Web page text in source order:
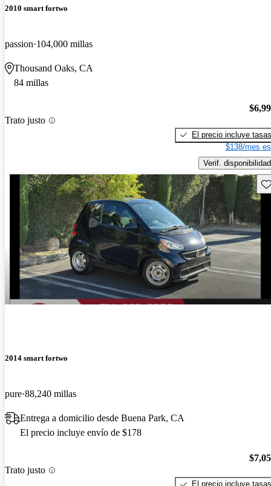
2010 smart fortwo
passion 104,000 millas
Thousand Oaks, CA
84 millas
Trato justo
El precio incluye tasas
$138/mes
Verif. disponibilidad
2014 smart fortwo
pure 88,240 millas
Entrega a domicilio desde Buena Park, CA
El precio incluye envío de $178
Trato justo
El precio incluye tasas